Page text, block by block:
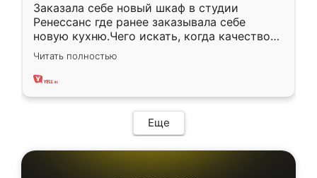
Заказала себе новый шкаф в студии
Ренессанс где ранее заказывала себе
новую кухню.Чего искать, когда качеством
вполне довольна. Служит кухня уже почти
два года, нареканий нет.
Читать полностью
Еще